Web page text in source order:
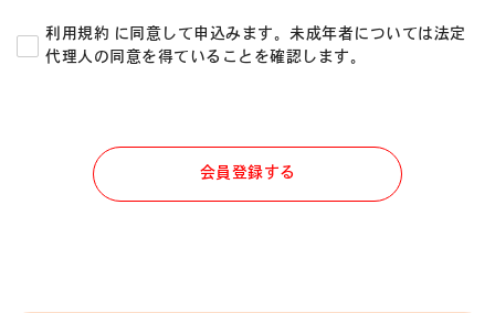
利用規約 に同意して申込みます。未成年者については法定
代理人の同意を得ていることを確認します。